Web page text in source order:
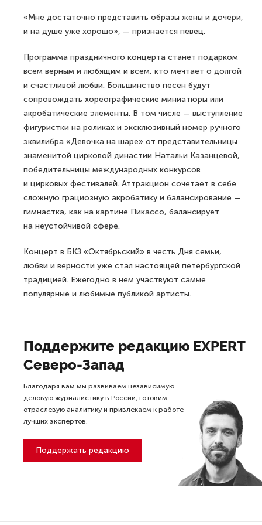
«Мне достаточно представить образы жены и дочери,
и на душе уже хорошо», — признается певец.
Программа праздничного концерта станет подарком
всем верным и любящим и всем, кто мечтает о долгой
и счастливой любви. Большинство песен будут
сопровождать хореографические миниатюры или
акробатические элементы. В том числе — выступление
фигуристки на роликах и эксклюзивный номер ручного
эквилибра «Девочка на шаре» от представительницы
знаменитой цирковой династии Натальи Казанцевой,
победительницы международных конкурсов
и цирковых фестивалей. Аттракцион сочетает в себе
сложную грациозную акробатику и балансирование —
гимнастка, как на картине Пикассо, балансирует
на неустойчивой сфере.
Концерт в БКЗ «Октябрьский» в честь Дня семьи,
любви и верности уже стал настоящей петербургской
традицией. Ежегодно в нем участвуют самые
популярные и любимые публикой артисты.
Поддержите редакцию EXPERT
Северо-Запад
Благодаря вам мы развиваем независимую
деловую журналистику в России, готовим
отраслевую аналитику и привлекаем к работе
лучших экспертов.
Поддержать редакцию